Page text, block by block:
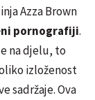
Azza Brown
pornografiji.
na djelu, to
izloženost
sadržaje. Ova